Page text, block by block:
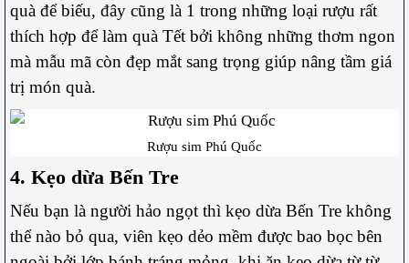
quà để biếu, đây cũng là 1 trong những loại rượu rất
thích hợp để làm quà Tết bởi không những thơm ngon
mà mẫu mã còn đẹp mắt sang trọng giúp nâng tầm giá
trị món quà.
Rượu sim Phú Quốc
4. Kẹo dừa Bến Tre
Nếu bạn là người hảo ngọt thì kẹo dừa Bến Tre không
thể nào bỏ qua, viên kẹo dẻo mềm được bao bọc bên